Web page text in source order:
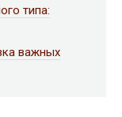
типа:
важных